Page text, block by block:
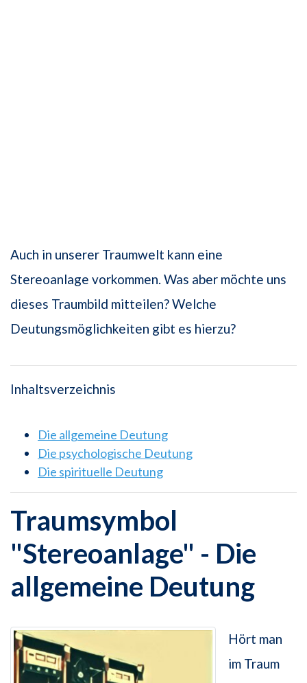
Auch in unserer Traumwelt kann eine
Stereoanlage vorkommen. Was aber möchte uns
dieses Traumbild mitteilen? Welche
Deutungsmöglichkeiten gibt es hierzu?
Inhaltsverzeichnis
Die allgemeine Deutung
Die psychologische Deutung
Die spirituelle Deutung
Traumsymbol
"Stereoanlage" - Die
allgemeine Deutung
Hört man
im Traum